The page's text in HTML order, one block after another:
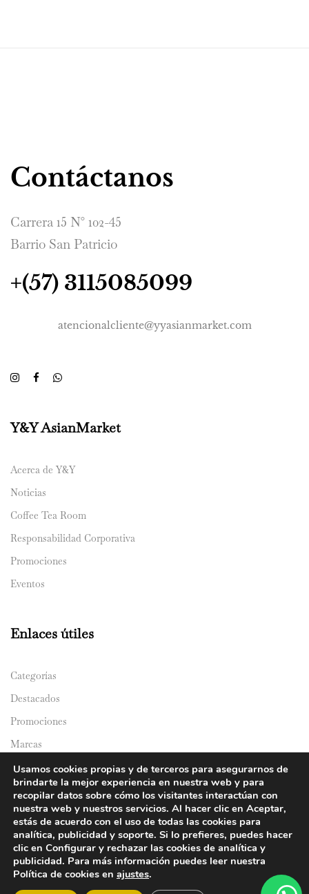
Contáctanos
Carrera 15 N° 102-45
Barrio San Patricio
+(57) 3115085099
atencionalcliente@yyasianmarket.com
Y&Y AsianMarket
Acerca de Y&Y
Noticias
Coffee Tea Room
Responsabilidad Corporativa
Promociones
Eventos
Enlaces útiles
Categorías
Destacados
Promociones
Marcas
Catálogos
Domicilios
© 2024 Y&Y Asian Market. All rights reserved.
Usamos cookies propias y de terceros para asegurarnos de
brindarte la mejor experiencia en nuestra web y para
recopilar datos sobre cómo los visitantes interactúan con
nuestra web y nuestros servicios. Al hacer clic en Aceptar,
estás de acuerdo con el uso de todas las cookies para
analítica, publicidad y soporte. Si lo prefieres, puedes hacer
clic en Configurar y rechazar las cookies de analítica y
publicidad. Para más información puedes leer nuestra
Política de cookies en ajustes.